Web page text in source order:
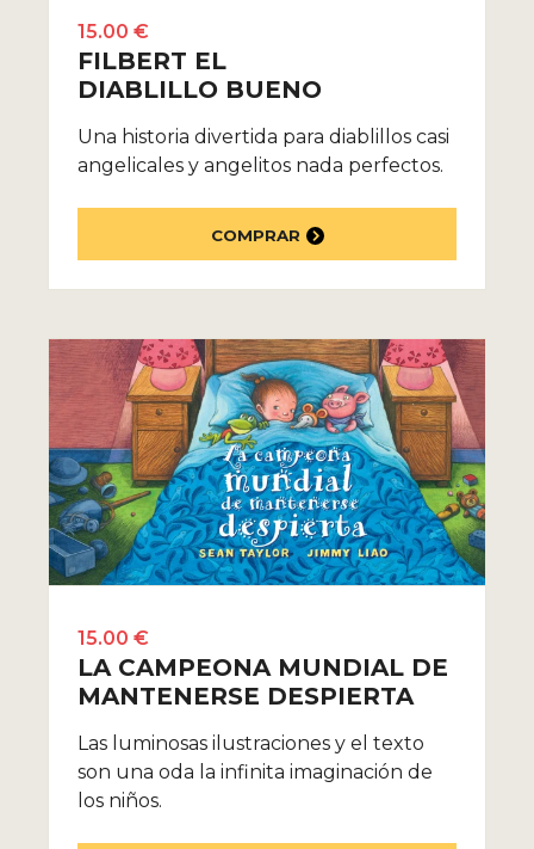
15.00 €
FILBERT EL
DIABLILLO BUENO
Una historia divertida para diablillos casi
angelicales y angelitos nada perfectos.
COMPRAR
15.00 €
LA CAMPEONA MUNDIAL DE
MANTENERSE DESPIERTA
Las luminosas ilustraciones y el texto
son una oda la infinita imaginación de
los niños.